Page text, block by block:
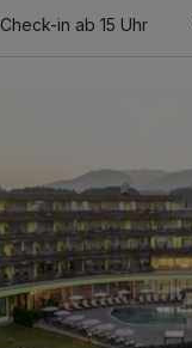
Check-in ab 15 Uhr